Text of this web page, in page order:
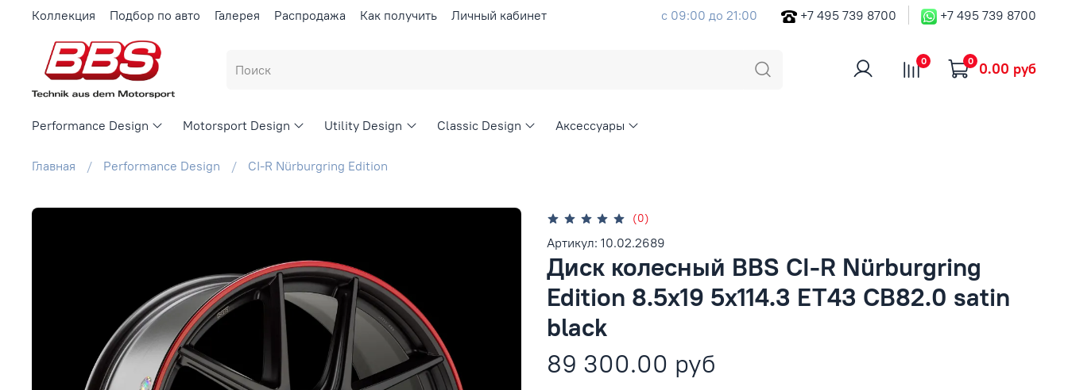
Коллекция Подбор по авто Галерея Распродажа Как получить Личный кабинет с 09:00 до 21:00 +7 495 739 8700 +7 495 739 8700
0 0 0.00 руб
Performance Design Motorsport Design Utility Design Classic Design Аксессуары
Главная Performance Design CI-R Nürburgring Edition
(0)
Артикул: 10.02.2689
Диск колесный BBS CI-R Nürburgring
Edition 8.5x19 5x114.3 ET43 CB82.0 satin
black
89 300.00 руб